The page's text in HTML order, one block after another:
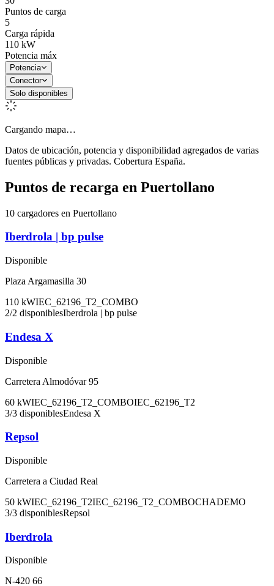
Puntos de carga
5
Carga rápida
110 kW
Potencia máx
Potencia
Conector
Solo disponibles
Cargando mapa…
Datos de ubicación, potencia y disponibilidad agregados de varias
fuentes públicas y privadas. Cobertura España.
Puntos de recarga en Puertollano
10 cargadores en Puertollano
Iberdrola | bp pulse
Disponible
Plaza Argamasilla 30
110 kWIEC_62196_T2_COMBO
2/2 disponiblesIberdrola | bp pulse
Endesa X
Disponible
Carretera Almodóvar 95
60 kWIEC_62196_T2_COMBOIEC_62196_T2
3/3 disponiblesEndesa X
Repsol
Disponible
Carretera a Ciudad Real
50 kWIEC_62196_T2IEC_62196_T2_COMBOCHADEMO
3/3 disponiblesRepsol
Iberdrola
Disponible
N-420 66